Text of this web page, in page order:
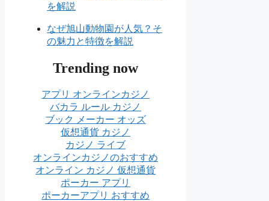
を解説
なぜ旭山動物園が人気？そ
の魅力と特徴を解説
Trending now
アプリ オンラインカジノ
バカラ ルール カジノ
ブック メーカー オッズ
仮想通貨 カジノ
カジノ ライブ
オンラインカジノのおすすめ
オンライン カジノ 仮想通貨
ポーカー アプリ
ポーカーアプリ おすすめ